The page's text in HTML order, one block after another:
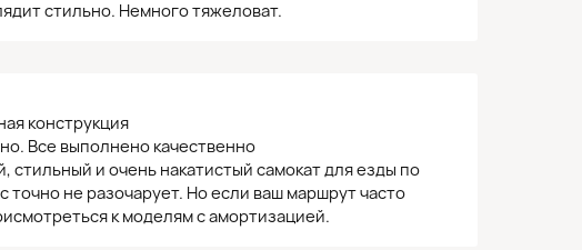
стильно. Немного тяжеловат.
конструкция
Все выполнено качественно
стильный и очень накатистый самокат для езды по
точно не разочарует. Но если ваш маршрут часто
к моделям с амортизацией.